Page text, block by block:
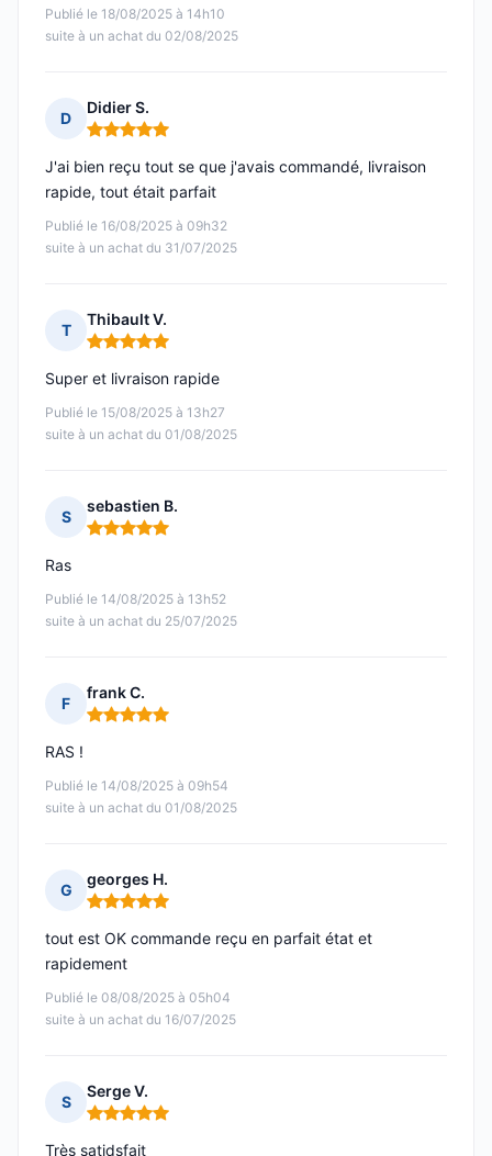
Publié le 18/08/2025 à 14h10
suite à un achat du 02/08/2025
D
Didier S.
Note : 5 sur 5
Publié le 16/08/2025 à 09h32
suite à un achat du 31/07/2025
J'ai bien reçu tout se que j'avais commandé, livraison
rapide, tout était parfait
T
Thibault V.
Note : 5 sur 5
Publié le 15/08/2025 à 13h27
suite à un achat du 01/08/2025
Super et livraison rapide
S
sebastien B.
Note : 5 sur 5
Publié le 14/08/2025 à 13h52
suite à un achat du 25/07/2025
Ras
F
frank C.
Note : 5 sur 5
Publié le 14/08/2025 à 09h54
suite à un achat du 01/08/2025
RAS !
G
georges H.
Note : 5 sur 5
Publié le 08/08/2025 à 05h04
suite à un achat du 16/07/2025
tout est OK commande reçu en parfait état et
rapidement
S
Serge V.
Note : 5 sur 5
Très satidsfait